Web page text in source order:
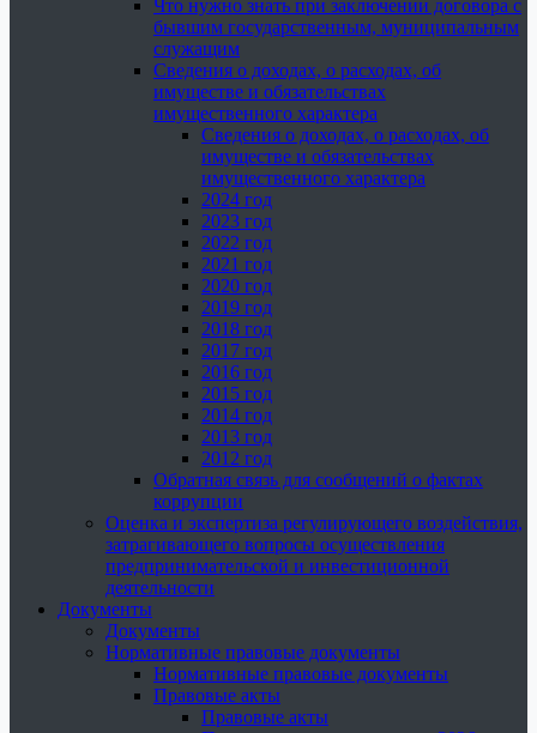
Что нужно знать при заключении договора с
бывшим государственным, муниципальным
служащим
Сведения о доходах, о расходах, об
имуществе и обязательствах
имущественного характера
Сведения о доходах, о расходах, об
имуществе и обязательствах
имущественного характера
2024 год
2023 год
2022 год
2021 год
2020 год
2019 год
2018 год
2017 год
2016 год
2015 год
2014 год
2013 год
2012 год
Обратная связь для сообщений о фактах
коррупции
Оценка и экспертиза регулирующего воздействия,
затрагивающего вопросы осуществления
предпринимательской и инвестиционной
деятельности
Документы
Документы
Нормативные правовые документы
Нормативные правовые документы
Правовые акты
Правовые акты